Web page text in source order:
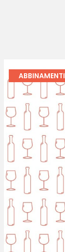
ABBINAMENTI